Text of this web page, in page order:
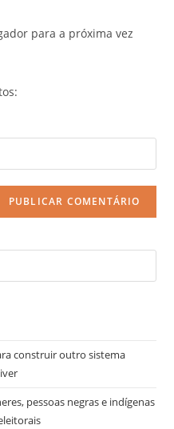
para a próxima vez
construir outro sistema
pessoas negras e indígenas